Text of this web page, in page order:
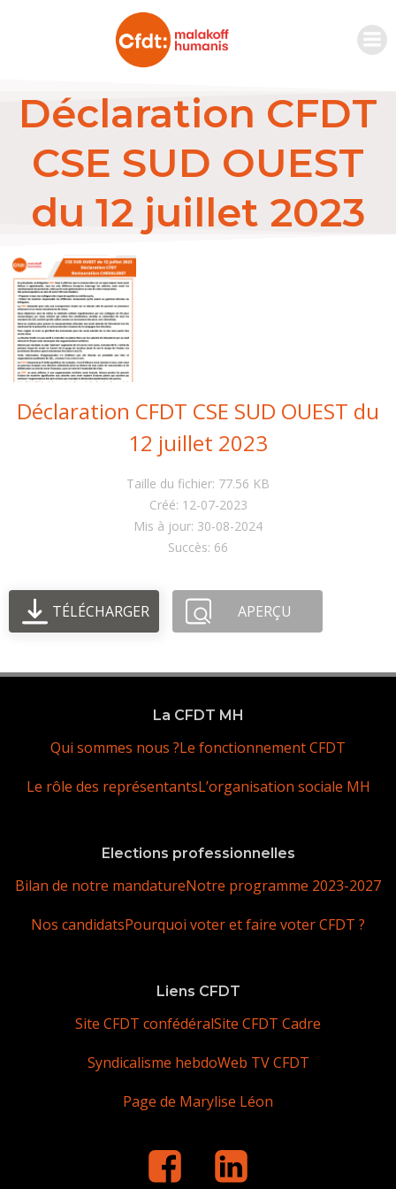
Déclaration CFDT
CSE SUD OUEST
du 12 juillet 2023
Déclaration CFDT CSE SUD OUEST du
12 juillet 2023
Taille du fichier: 77.56 KB
Créé: 12-07-2023
Mis à jour: 30-08-2024
Succès: 66
TÉLÉCHARGER APERÇU
La CFDT MH
Qui sommes nous ?Le fonctionnement CFDT
Le rôle des représentantsL’organisation sociale MH
Elections professionnelles
Bilan de notre mandatureNotre programme 2023-2027
Nos candidatsPourquoi voter et faire voter CFDT ?
Liens CFDT
Site CFDT confédéralSite CFDT Cadre
Syndicalisme hebdoWeb TV CFDT
Page de Marylise Léon